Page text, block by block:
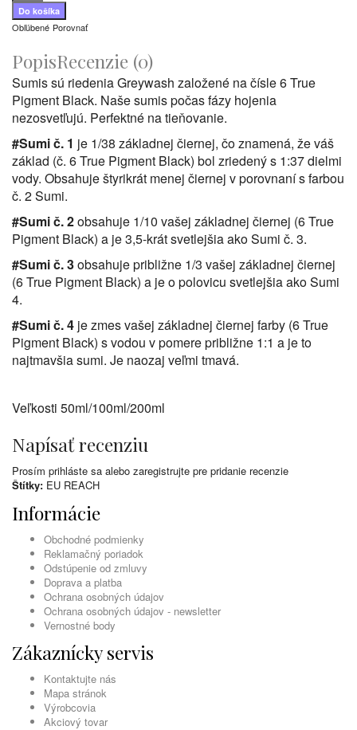
Obľúbené Porovnať
PopisRecenzie (0)
Sumis sú riedenia Greywash založené na čísle 6 True
Pigment Black. Naše sumis počas fázy hojenia
nezosvetľujú. Perfektné na tieňovanie.
#Sumi č. 1 je 1/38 základnej čiernej, čo znamená, že váš
základ (č. 6 True Pigment Black) bol zriedený s 1:37 dielmi
vody. Obsahuje štyrikrát menej čiernej v porovnaní s farbou
č. 2 Sumi.
#Sumi č. 2obsahuje 1/10 vašej základnej čiernej (6 True
Pigment Black) a je 3,5-krát svetlejšia ako Sumi č. 3.
#Sumi č. 3obsahuje približne 1/3 vašej základnej čiernej
(6 True Pigment Black) a je o polovicu svetlejšia ako Sumi
4.
#Sumi č. 4 je zmes vašej základnej čiernej farby (6 True
Pigment Black) s vodou v pomere približne 1:1 a je to
najtmavšia sumi. Je naozaj veľmi tmavá.
Veľkosti 50ml/100ml/200ml
Napísať recenziu
Prosím prihláste sa alebo zaregistrujte pre pridanie recenzie
Štítky: EU REACH
Informácie
Obchodné podmienky
Reklamačný poriadok
Odstúpenie od zmluvy
Doprava a platba
Ochrana osobných údajov
Ochrana osobných údajov - newsletter
Vernostné body
Zákaznícky servis
Kontaktujte nás
Mapa stránok
Výrobcovia
Akciový tovar